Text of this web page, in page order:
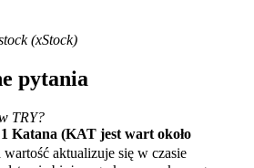
(xStock)
pytania
TRY?
1 Katana (KAT jest wart około
wartość aktualizuje się w czasie